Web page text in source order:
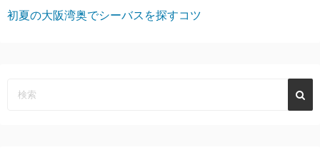
初夏の大阪湾奥でシーバスを探すコツ